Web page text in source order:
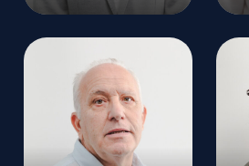
Ejecutivo
Motor
Hogar
Accidentes